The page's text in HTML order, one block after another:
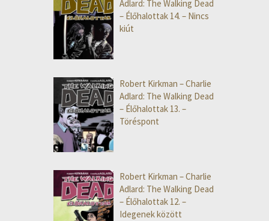
Adlard: The Walking Dead
– Élőhalottak 14. – Nincs
kiút
Robert Kirkman – Charlie
Adlard: The Walking Dead
– Élőhalottak 13. –
Töréspont
Robert Kirkman – Charlie
Adlard: The Walking Dead
– Élőhalottak 12. –
Idegenek között